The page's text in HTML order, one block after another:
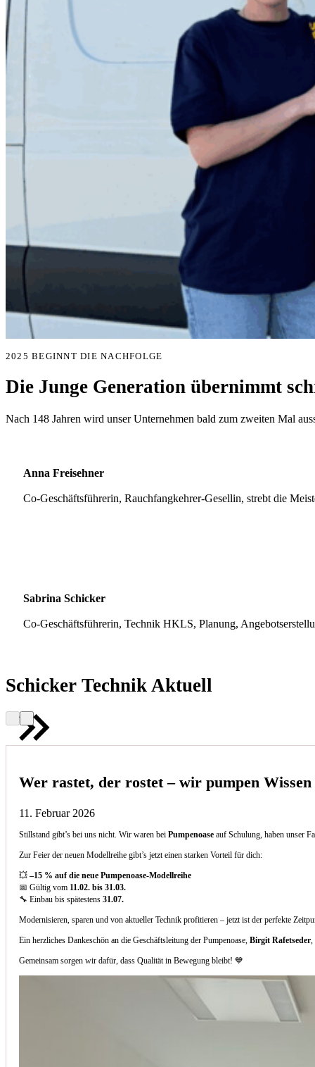
2025 BEGINNT DIE NACHFOLGE
Die Junge Generation übernimmt
Nach 148 Jahren wird unser Unternehmen bald zum zweiten Mal
Anna Freisehner
Co-Geschäftsführerin, Rauchfangkehrer-Gesellin, strebt die
Sabrina Schicker
Co-Geschäftsführerin, Technik HKLS, Planung,
Schicker Technik Aktuell
Wer rastet, der rostet – wir pumpen
11. Februar 2026
Stillstand gibt’s bei uns nicht. Wir waren beiPumpenoase auf Schulung, haben unser
Zur Feier der neuen Modellreihe gibt’s jetzt einen starken Vorteil für dich:
💥–15 % auf die neue Pumpenoase-Modellreihe
📅 Gültig vom 11.02. bis 31.03.
🔧 Einbau bis spätestens31.07.
Modernisieren, sparen und von aktueller Technik profitieren – jetzt ist der perfekte
Ein herzliches Dankeschön an die Geschäftsleitung der Pumpenoase,Birgit Rafetseder
Gemeinsam sorgen wir dafür, dass Qualität in Bewegung bleibt! 💙